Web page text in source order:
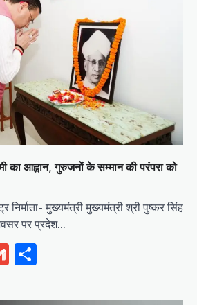
का आह्वान, गुरुजनों के सम्मान की परंपरा को
निर्माता- मुख्यमंत्री मुख्यमंत्री श्री पुष्कर सिंह
पर प्रदेश…
Gmail